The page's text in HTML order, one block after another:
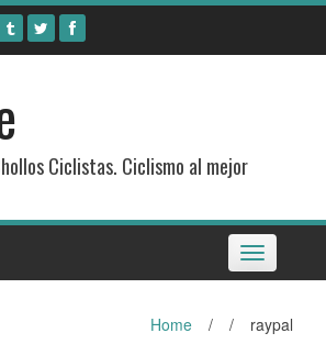
Ciclistas. Ciclismo al mejor
Toggle
navigation
Home / / raypal